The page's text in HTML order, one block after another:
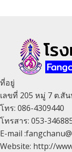
ที่อยู่
เลขที่ 205 หมู่ 7 ต.สัน
โทร: 086-4309440
โทรสาร: 053-
E-mail
Website: http://